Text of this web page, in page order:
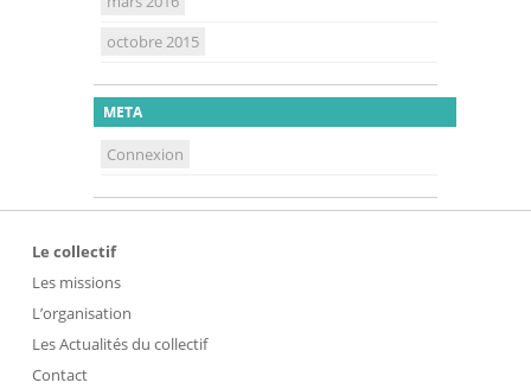
octobre 2015
META
Connexion
Le collectif
Les missions
L’organisation
Les Actualités du collectif
Contact